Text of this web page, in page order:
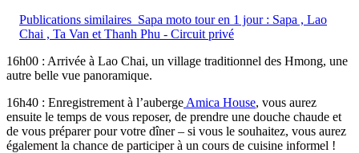
Publications similaires Sapa moto tour en 1 jour : Sapa , Lao
Chai , Ta Van et Thanh Phu - Circuit privé
16h00 : Arrivée à Lao Chai, un village traditionnel des Hmong, une
autre belle vue panoramique.
16h40 : Enregistrement à l’auberge Amica House, vous aurez
ensuite le temps de vous reposer, de prendre une douche chaude et
de vous préparer pour votre dîner – si vous le souhaitez, vous aurez
également la chance de participer à un cours de cuisine informel !